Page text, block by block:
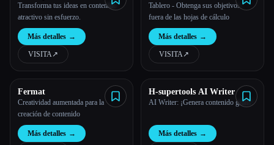
Transforma tus ideas en contenido
atractivo sin esfuerzo.
Más detalles →
VISITA↗︎
Tablero - Obtenga sus objetivos
fuera de las hojas de cálculo
Más detalles →
VISITA↗︎
Fermat
Creatividad aumentada para la
creación de contenido
Más detalles →
H-supertools AI Writer
AI Writer: ¡Genera contenido gratis!
Más detalles →